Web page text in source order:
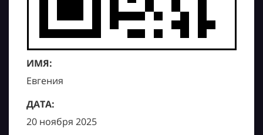
ИМЯ:
Евгения
ДАТА:
20 ноября 2025